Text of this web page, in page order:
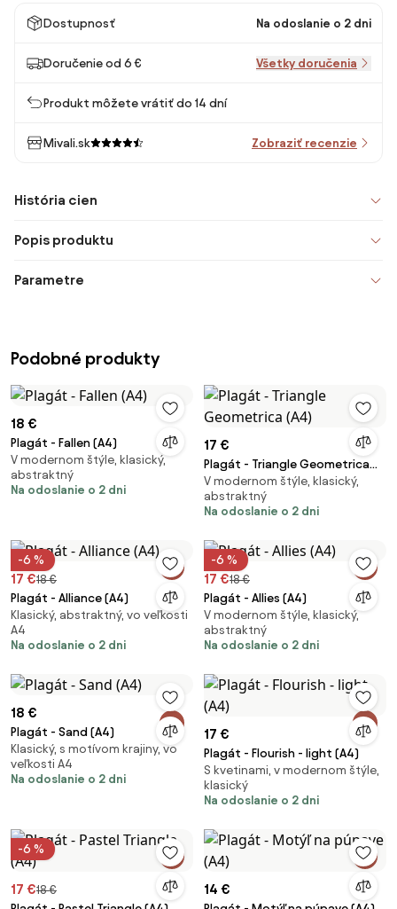
Dostupnosť Na odoslanie o 2 dni
Doručenie od 6 € Všetky doručenia
Produkt môžete vrátiť do 14 dní
Mivali.sk Zobraziť recenzie
História cien
Popis produktu
Parametre
Podobné produkty
18 €
Plagát - Fallen (A4)
V modernom štýle, klasický,
abstraktný
Na odoslanie o 2 dni
17 €
Plagát - Triangle Geometrica
(A4)
V modernom štýle, klasický,
abstraktný
Na odoslanie o 2 dni
-6 %
17 €18 €
Plagát - Alliance (A4)
Klasický, abstraktný, vo veľkosti
A4
Na odoslanie o 2 dni
-6 %
17 €18 €
Plagát - Allies (A4)
V modernom štýle, klasický,
abstraktný
Na odoslanie o 2 dni
18 €
Plagát - Sand (A4)
Klasický, s motívom krajiny, vo
veľkosti A4
Na odoslanie o 2 dni
17 €
Plagát - Flourish - light (A4)
S kvetinami, v modernom štýle,
klasický
Na odoslanie o 2 dni
-6 %
17 €18 €
14 €